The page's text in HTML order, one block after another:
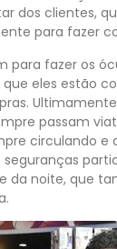
dos clientes,
para fazer
para fazer os
eles estão
passam
circulando e
da noite, que